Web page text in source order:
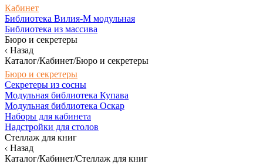
Кабинет
Библиотека Вилия-М модульная
Библиотека из массива
Бюро и секретеры
Назад
Каталог/Кабинет/Бюро и секретеры
Бюро и секретеры
Секретеры из сосны
Модульная библиотека Купава
Модульная библиотека Оскар
Наборы для кабинета
Надстройки для столов
Стеллаж для книг
Назад
Каталог/Кабинет/Стеллаж для книг